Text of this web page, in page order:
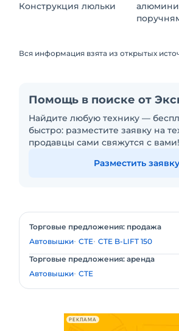
Конструкция люльки
Вся информация взята из открытых
Помощь в поиске от
Найдите любую технику —
быстро: разместите заявку на
продавцы сами свяжутся с вами!
Разместить заявку
Торговые предложения: продажа
Автовышки CTE CTE B-LIFT 150
Торговые предложения: аренда
Автовышки CTE
РЕКЛАМА